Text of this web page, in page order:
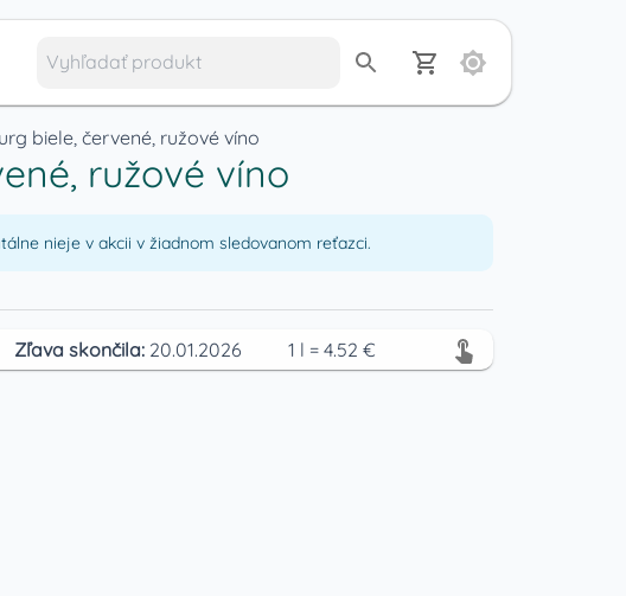
biele, červené, ružové víno
ružové víno
nieje v akcii v žiadnom sledovanom reťazci.
Zľava skončila: 20.01.2026 1 l = 4.52 €